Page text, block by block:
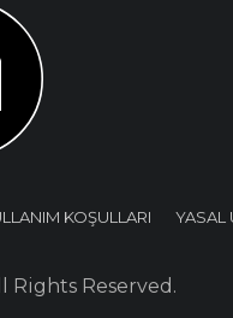
KOŞULLARI YASAL
Rights Reserved.